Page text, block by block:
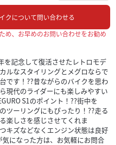
クについて問い合わせる
め、お早めのお問い合わせをお勧め
を記念して復活させたレトロモデ
ルなスタイリングとメグロならで
です！??昔ながらのバイクを思わ
現代のライダーにも楽しみやすい
S1のポイント！??街中を
ツーリングにもぴったり！??走る
楽しさを感じさせてくれま
キズなどなくエンジン状態は良好
になった方は、お気軽にお問合